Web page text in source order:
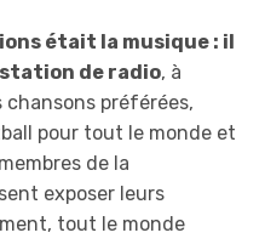
était la musique : il
de radio, à
chansons préférées,
pour tout le monde et
de la
exposer leurs
tout le monde